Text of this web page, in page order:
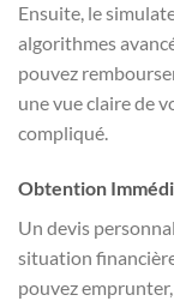
Ensuite, le
algorithmes
pouvez
une vue claire de
compliqué.
Obtention
Un devis
situation
pouvez